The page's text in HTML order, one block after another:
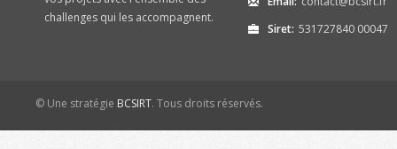
challenges qui les accompagnent.
Siret: 531727840 00047
© Une stratégie BCSIRT. Tous droits réservés.